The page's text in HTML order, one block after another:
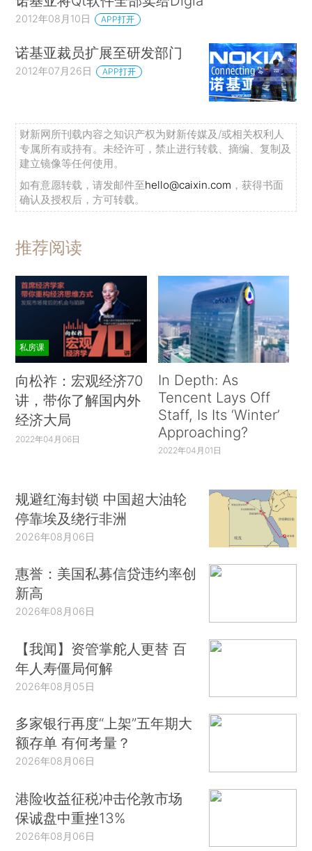
2012年08月10日 APP打开
诺基亚裁员扩展至研发部门
2012年07月26日 APP打开
财新网所刊载内容之知识产权为财新传媒及/或相关权利人
专属所有或持有。未经许可，禁止进行转载、摘编、复制及
建立镜像等任何使用。
如有意愿转载，请发邮件至hello@caixin.com ，获得书面
确认及授权后，方可转载。
推荐阅读
私房课
向松祚：宏观经济70
讲，带你了解国内外
经济大局
2022年04月06日
In Depth: As
Tencent Lays Off
Staff, Is Its ‘Winter’
Approaching?
2022年04月01日
规避红海封锁 中国超大油轮
停靠埃及绕行非洲
2026年08月06日
惠誉：美国私募信贷违约率创
新高
2026年08月06日
【我闻】资管掌舵人更替 百
年人寿僵局何解
2026年08月05日
多家银行再度“上架”五年期大
额存单 有何考量？
2026年08月06日
港险收益征税冲击伦敦市场
保诚盘中重挫13%
2026年08月06日